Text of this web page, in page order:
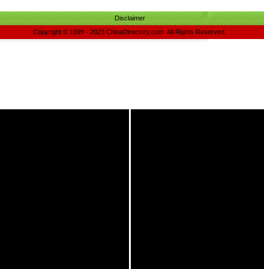
Disclaimer
Copyright © 1999 - 2023 ChinaDirectory.com. All Rights Reserved.